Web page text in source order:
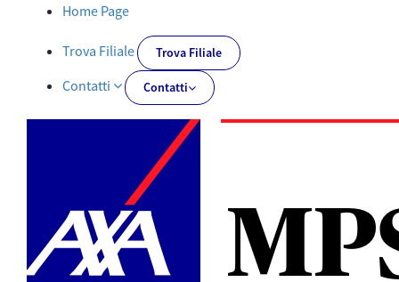
Documentazione obbligatoria | AXA MPS Financial - AXA-
Home Page
Trova Filiale Trova Filiale
Contatti Contatti